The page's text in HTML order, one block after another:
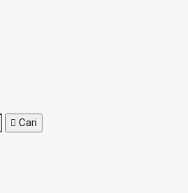
Cari